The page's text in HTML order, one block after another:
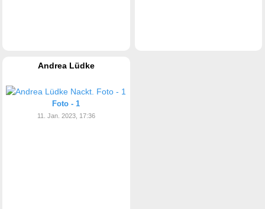
Andrea Lüdke
Foto - 1
11. Jan. 2023, 17:36